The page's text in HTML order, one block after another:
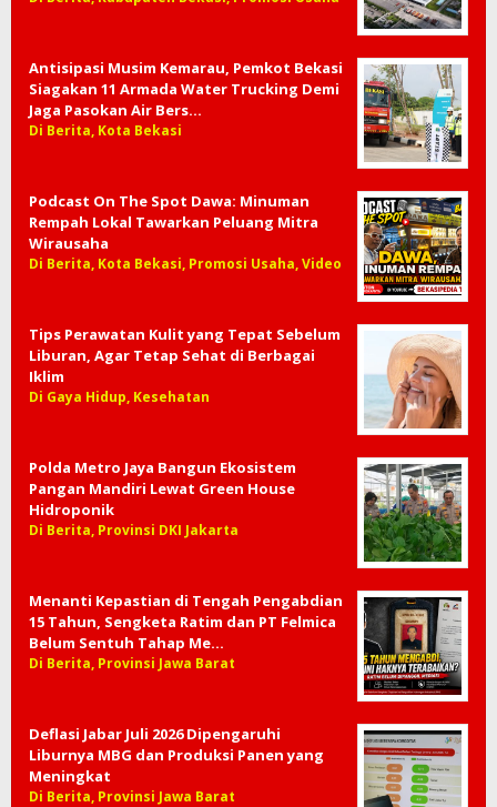
Antisipasi Musim Kemarau, Pemkot Bekasi
Siagakan 11 Armada Water Trucking Demi
Jaga Pasokan Air Bers…
Di Berita, Kota Bekasi
Podcast On The Spot Dawa: Minuman
Rempah Lokal Tawarkan Peluang Mitra
Wirausaha
Di Berita, Kota Bekasi, Promosi Usaha, Video
Tips Perawatan Kulit yang Tepat Sebelum
Liburan, Agar Tetap Sehat di Berbagai
Iklim
Di Gaya Hidup, Kesehatan
Polda Metro Jaya Bangun Ekosistem
Pangan Mandiri Lewat Green House
Hidroponik
Di Berita, Provinsi DKI Jakarta
Menanti Kepastian di Tengah Pengabdian
15 Tahun, Sengketa Ratim dan PT Felmica
Belum Sentuh Tahap Me…
Di Berita, Provinsi Jawa Barat
Deflasi Jabar Juli 2026 Dipengaruhi
Liburnya MBG dan Produksi Panen yang
Meningkat
Di Berita, Provinsi Jawa Barat